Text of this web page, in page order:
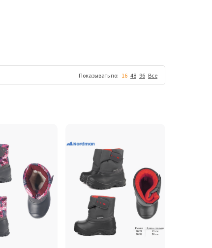
Показывать по: 16 48 96 Все